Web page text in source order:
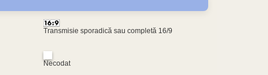
Transmisie sporadică sau completă 16/9
Necodat